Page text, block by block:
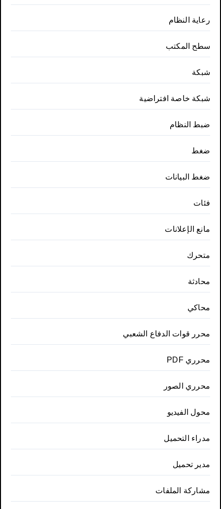
رعاية النظام
سطح المكتب
شبكة
شبكة خاصة افتراضية
ضبط النظام
ضغط
ضغط البيانات
فئات
مانع الإعلانات
متحرك
محادثة
محاكي
محرر قوات الدفاع الشعبي
محرري PDF
محرري الصور
محول الفيديو
مدراء التحميل
مدير تحميل
مشاركة الملفات